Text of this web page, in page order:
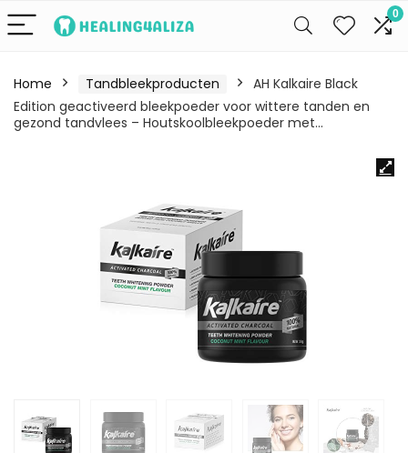
0
Home Tandbleekproducten
AH Kalkaire Black
Edition geactiveerd bleekpoeder voor wittere tanden en
gezond tandvlees – Houtskoolbleekpoeder met…